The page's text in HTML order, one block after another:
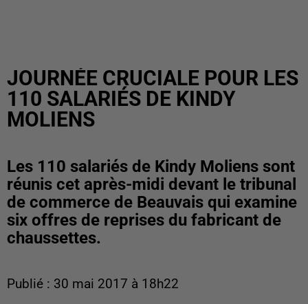
JOURNÉE CRUCIALE POUR LES
110 SALARIÉS DE KINDY
MOLIENS
Les 110 salariés de Kindy Moliens sont
réunis cet après-midi devant le tribunal
de commerce de Beauvais qui examine
six offres de reprises du fabricant de
chaussettes.
Publié : 30 mai 2017 à 18h22